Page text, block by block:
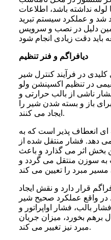
نداشته باشد، اطلاعات
شد و عملکرد سیستم تبرید
دلیل در نصب و سرویس
دیافراگم و فنر تنظیم
در فرآیند کنترل شیر
در تنظیم اکسپنشن ولو
ناشی از بالب حرارتی و
برای باز و بسته شدن شیر را
ایجاد می کنند.
ای انعطاف پذیر است که به
دهد. فشار منتقل شده از
بخش اثر می گذارد و باعث
سوزن منتقل می گردد و
قرار دارد و نقش ایجاد
در واقع عملکرد صحیح شیر
بالب، فشار اواپراتور و
برهم بخورد، میزان جریان
مبرد نیز تغییر می کند.